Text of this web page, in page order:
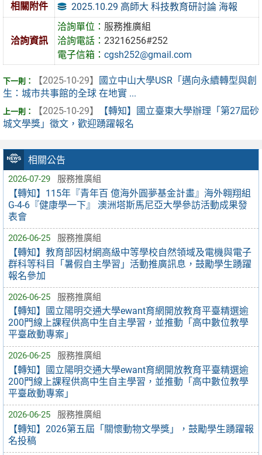
相關公告
2026-07-29 服務推廣組
【轉知】115年『青年百 億海外圓夢基金計畫』海外翱翔組
G-4-6『健康學一下』 澳洲塔斯馬尼亞大學參訪活動成果發
表會
2026-06-25 服務推廣組
【轉知】教育部因材網高級中等學校自然領域及電機與電子
群科等科目「暑假自主學習」活動推廣訊息，鼓勵學生踴躍
報名參加
2026-06-25 服務推廣組
【轉知】國立陽明交通大學ewant育網開放教育平臺精選逾
200門線上課程供高中生自主學習，並推動「高中數位教學
平臺啟動專案」
2026-06-25 服務推廣組
【轉知】國立陽明交通大學ewant育網開放教育平臺精選逾
200門線上課程供高中生自主學習，並推動「高中數位教學
平臺啟動專案」
2026-06-25 服務推廣組
【轉知】2026第五屆「關懷動物文學獎」，鼓勵學生踴躍報
名投稿
相關附件
2025.10.29 高師大 科技教育研討論 海報
洽詢資訊
洽詢單位： 服務推廣組
洽詢電話：23216256#252
電子信箱：cgsh252@gmail.com
【2025-10-29】
國立中山大學USR「邁向永續轉型與創
生：城市共事館的全球 在地實 ...
【2025-10-29】
【轉知】國立臺東大學辦理「第27屆砂
城文學獎」徵文，歡迎踴躍報名